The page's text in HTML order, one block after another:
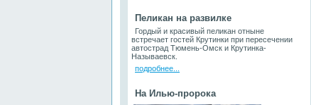
Пеликан на развилке
Гордый и красивый пеликан отныне
встречает гостей Крутинки при пересечении
автострад Тюмень-Омск и Крутинка-
Называевск.
подробнее...
На Илью-пророка